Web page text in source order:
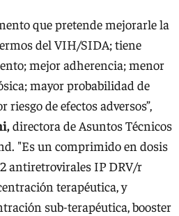
que pretende mejorarle la
del VIH/SIDA; tiene
mejor adherencia; menor
mayor probabilidad de
de efectos adversos”,
directora de Asuntos Técnicos
"Es un comprimido en dosis
antiretrovirales IP DRV/r
terapéutica, y
sub-terapéutica, booster